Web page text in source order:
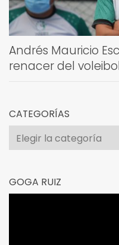
Andrés Mauricio
renacer del
CATEGORÍAS
Categorías
GOGA RUIZ